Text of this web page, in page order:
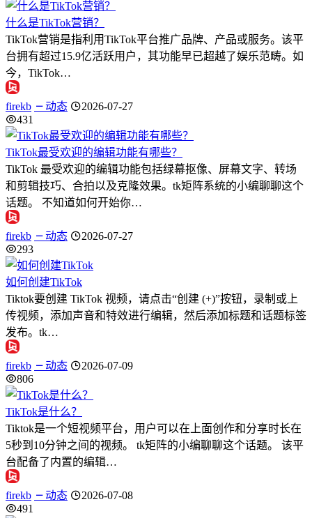
什么是TikTok营销？
TikTok营销是指利用TikTok平台推广品牌、产品或服务。该平
台拥有超过15.9亿活跃用户，其功能早已超越了娱乐范畴。如
今，TikTok…
firekb 动态
2026-07-27
431
TikTok最受欢迎的编辑功能有哪些？
TikTok 最受欢迎的编辑功能包括绿幕抠像、屏幕文字、转场
和剪辑技巧、合拍以及克隆效果。tk矩阵系统的小编聊聊这个
话题。 不知道如何开始你…
firekb 动态
2026-07-27
293
如何创建TikTok
Tiktok要创建 TikTok 视频，请点击“创建 (+)”按钮，录制或上
传视频，添加声音和特效进行编辑，然后添加标题和话题标签
发布。tk…
firekb 动态
2026-07-09
806
TikTok是什么？
Tiktok是一个短视频平台，用户可以在上面创作和分享时长在
5秒到10分钟之间的视频。 tk矩阵的小编聊聊这个话题。 该平
台配备了内置的编辑…
firekb 动态
2026-07-08
491